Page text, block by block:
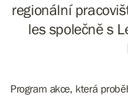
regionální
les společně s
Program akce, která